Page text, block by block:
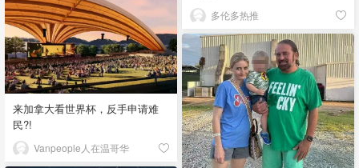
多伦多热推
来加拿大看世界杯，反手申请难
民?!
Vanpeople人在温哥华